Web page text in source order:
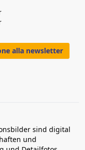
alla newsletter
sind digital
und